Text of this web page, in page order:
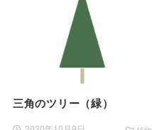
三角のツリー（緑）